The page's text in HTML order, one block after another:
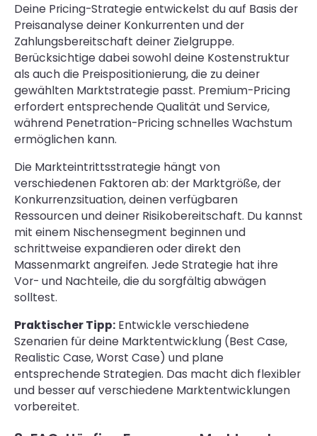
Deine Pricing-Strategie entwickelst du auf Basis der
Preisanalyse deiner Konkurrenten und der
Zahlungsbereitschaft deiner Zielgruppe.
Berücksichtige dabei sowohl deine Kostenstruktur
als auch die Preispositionierung, die zu deiner
gewählten Marktstrategie passt. Premium-Pricing
erfordert entsprechende Qualität und Service,
während Penetration-Pricing schnelles Wachstum
ermöglichen kann.
Die Markteintrittsstrategie hängt von
verschiedenen Faktoren ab: der Marktgröße, der
Konkurrenzsituation, deinen verfügbaren
Ressourcen und deiner Risikobereitschaft. Du kannst
mit einem Nischensegment beginnen und
schrittweise expandieren oder direkt den
Massenmarkt angreifen. Jede Strategie hat ihre
Vor- und Nachteile, die du sorgfältig abwägen
solltest.
Praktischer Tipp:Entwickle verschiedene
Szenarien für deine Marktentwicklung (Best Case,
Realistic Case, Worst Case) und plane
entsprechende Strategien. Das macht dich flexibler
und besser auf verschiedene Marktentwicklungen
vorbereitet.